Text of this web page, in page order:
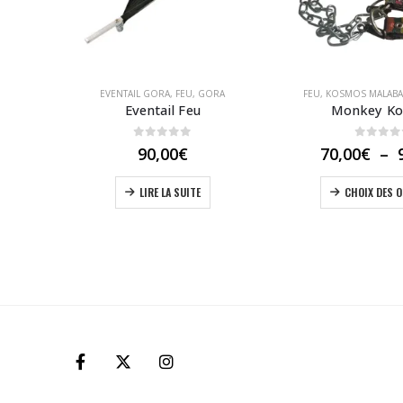
EVENTAIL GORA, FEU, GORA
Eventail Feu
90,00€
LIRE LA SUITE
FEU, KOSMOS
Monkey
70,00€ –
CHOIX DES